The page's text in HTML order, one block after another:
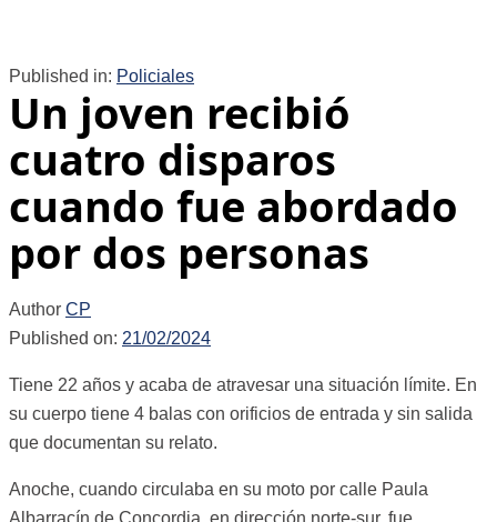
Published in: Policiales
Un joven recibió
cuatro disparos
cuando fue abordado
por dos personas
Author CP
Published on: 21/02/2024
Tiene 22 años y acaba de atravesar una situación límite. En
su cuerpo tiene 4 balas con orificios de entrada y sin salida
que documentan su relato.
Anoche, cuando circulaba en su moto por calle Paula
Albarracín de Concordia, en dirección norte-sur, fue